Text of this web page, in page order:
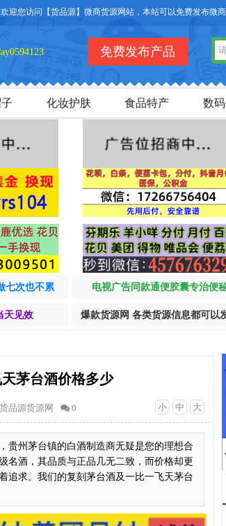
访问【货品源】微商货源网站，本站可以免费发布微商货
免费发布产品
化妆护肤 食品特产 数
七次也不累 电视广告同款通便胶囊专治便
天见效 爆款货源网 各类货源信息都可以
茅台酒价格多少
小 中 大
货品源货源网 0
贵州茅台镇的白酒制造商无疑是您的理想合
名酒，其品质与正品几无二致，而价格却更
追求。我们的复刻茅台酒及一比一飞天茅台